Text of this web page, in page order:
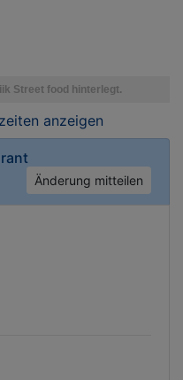
anzeigen
Änderung mitteilen